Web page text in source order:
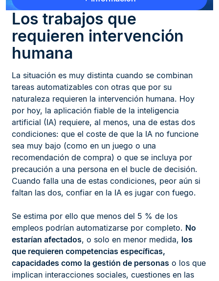
Los trabajos que
requieren intervención
humana
La situación es muy distinta cuando se combinan
tareas automatizables con otras que por su
naturaleza requieren la intervención humana. Hoy
por hoy, la aplicación fiable de la inteligencia
artificial (IA) requiere, al menos, una de estas dos
condiciones: que el coste de que la IA no funcione
sea muy bajo (como en un juego o una
recomendación de compra) o que se incluya por
precaución a una persona en el bucle de decisión.
Cuando falla una de estas condiciones, peor aún si
faltan las dos, confiar en la IA es jugar con fuego.
Se estima por ello que menos del 5 % de los
empleos podrían automatizarse por completo. No
estarían afectados, o solo en menor medida, los
que requieren competencias específicas,
capacidades como la gestión de personas o los que
implican interacciones sociales, cuestiones en las